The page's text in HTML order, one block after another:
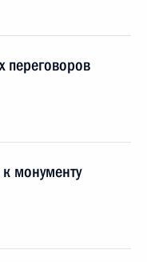
переговоров
монументу